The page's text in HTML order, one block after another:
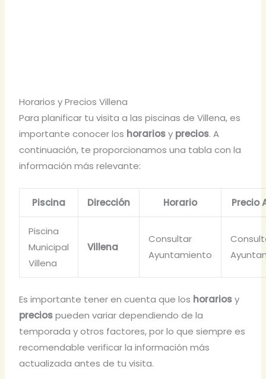
Horarios y Precios Villena
Para planificar tu visita a las piscinas de Villena, es
importante conocer los horariosy precios. A
continuación, te proporcionamos una tabla con la
información más relevante:
Piscina Dirección Horario Precio
Piscina
Municipal
Villena
Villena
Consultar
Ayuntamiento
Es importante tener en cuenta que los horariosy
preciospueden variar dependiendo de la
temporada y otros factores, por lo que siempre es
recomendable verificar la información más
actualizada antes de tu visita.